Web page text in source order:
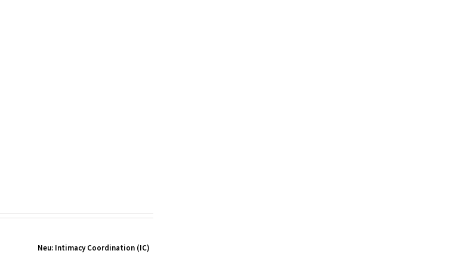
Neu: Intimacy Coordination (IC)